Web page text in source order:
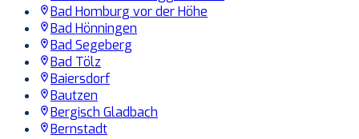
Bad Homburg vor der Höhe
Bad Hönningen
Bad Segeberg
Bad Tölz
Baiersdorf
Bautzen
Bergisch Gladbach
Bernstadt